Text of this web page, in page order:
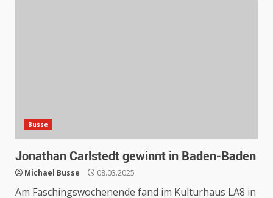
Busse
Jonathan Carlstedt gewinnt in Baden-Baden
Michael Busse 08.03.2025
Am Faschingswochenende fand im Kulturhaus LA8 in